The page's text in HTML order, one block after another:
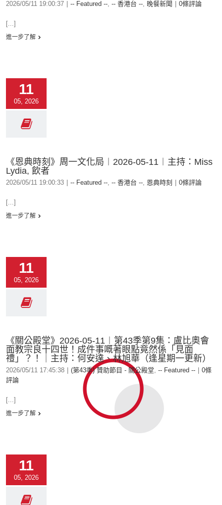
2026/05/11 19:00:37 -- Featured --, -- 香港台 --, 晚餐新聞 0條評論
[...]
進一步了解
11
05, 2026
《恩典時刻》周一文化局︱2026-05-11︱主持：Miss
Lydia, 飲者
2026/05/11 19:00:33 -- Featured --, -- 香港台 --, 恩典時刻 0條評論
[...]
進一步了解
11
05, 2026
《關公殿堂》2026-05-11︱第43季第9集：盧比奧會
面教宗良十四世！成件事嘅著眼點竟然係「見面
禮」？！｜主持：何安達、林旭華（逢星期一更新）
2026/05/11 17:45:38 (第43季) 贊助節目 - 關公殿堂, -- Featured --
0條
評論
[...]
進一步了解
11
05, 2026